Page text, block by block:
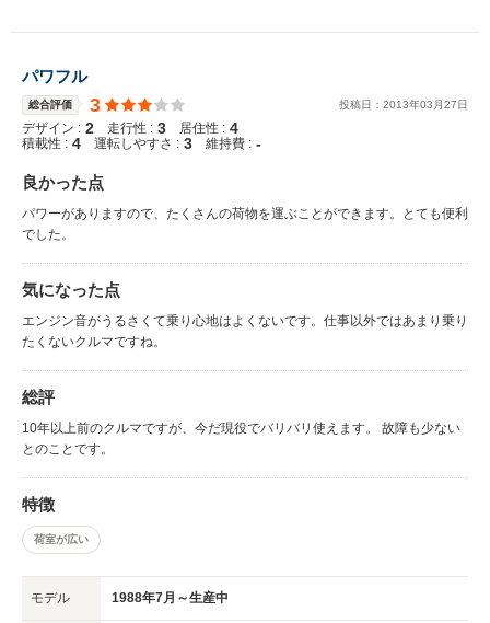
パワフル
総合評価 3 投稿日： 2013年03 月27日
デザイン : 2 走行性 : 3 居住性 : 4
積載性 : 4 運転しやすさ : 3 維持費 : -
良かった点
パワーがありますので、たくさんの荷物を運ぶことができます。とても便利
でした。
気になった点
エンジン音がうるさくて乗り心地はよくないです。仕事以外ではあまり乗り
たくないクルマですね。
総評
10年以上前のクルマですが、今だ現役でバリバリ使えます。 故障も少ない
とのことです。
特徴
荷室が広い
モデル 1988年7月～生産中